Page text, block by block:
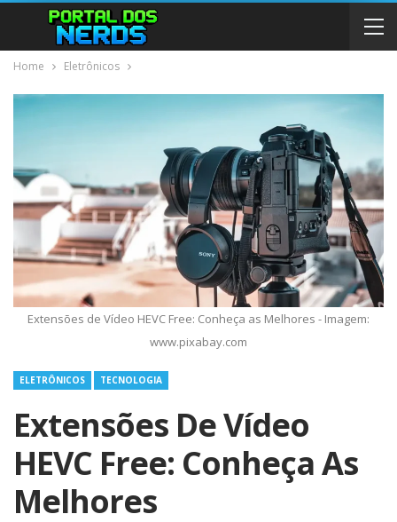
Home Eletrônicos
Extensões de Vídeo HEVC Free: Conheça as Melhores - Imagem:
www.pixabay.com
ELETRÔNICOS TECNOLOGIA
Extensões De Vídeo
HEVC Free: Conheça As
Melhores